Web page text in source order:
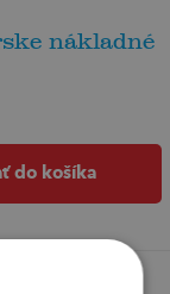
nákladné
do košíka